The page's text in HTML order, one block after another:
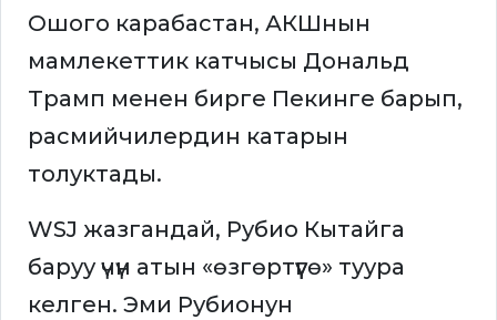
Ошого карабастан, АКШнын
мамлекеттик катчысы Дональд
Трамп менен бирге Пекинге барып,
расмийчилердин катарын
толуктады.
WSJ жазгандай, Рубио Кытайга
баруу үчүн атын «өзгөртүүгө» туура
келген. Эми Рубионун